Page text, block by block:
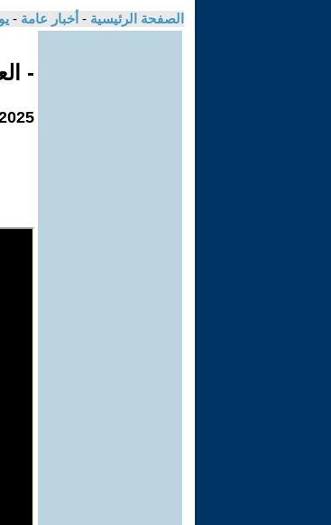
الصفحة الرئيسية - أخبار عامة -
-
/ 7 / 16